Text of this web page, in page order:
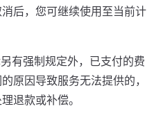
后，您可继续使用至当前计
有强制规定外，已支付的费
原因导致服务无法提供的，
退款或补偿。